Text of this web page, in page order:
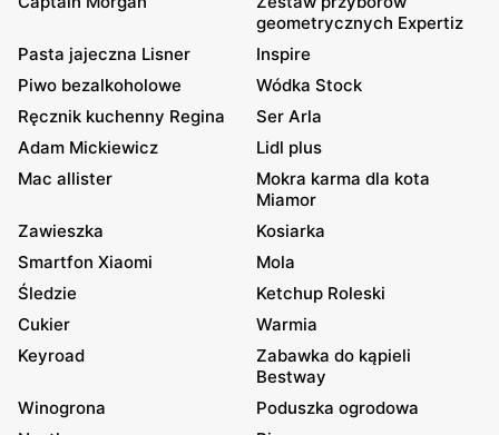
geometrycznych Expertiz
Pasta jajeczna Lisner
Inspire
Piwo bezalkoholowe
Wódka Stock
Ręcznik kuchenny Regina
Ser Arla
Adam Mickiewicz
Lidl plus
Mac allister
Mokra karma dla kota
Miamor
Zawieszka
Kosiarka
Smartfon Xiaomi
Mola
Śledzie
Ketchup Roleski
Cukier
Warmia
Keyroad
Zabawka do kąpieli
Bestway
Winogrona
Poduszka ogrodowa